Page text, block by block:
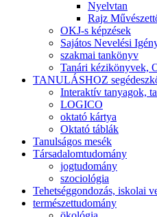
Nyelvtan
Rajz
OKJ-s képzések
Sajátos Nevelési
szakmai tankönyv
Tanári kézikönyvek,
TANULÁSHOZ
Interaktív tanyagok,
LOGICO
oktató kártya
Oktató táblák
Tanulságos mesék
Társadalomtudomány
jogtudomány
szociológia
Tehetséggondozás, iskolai
természettudomány